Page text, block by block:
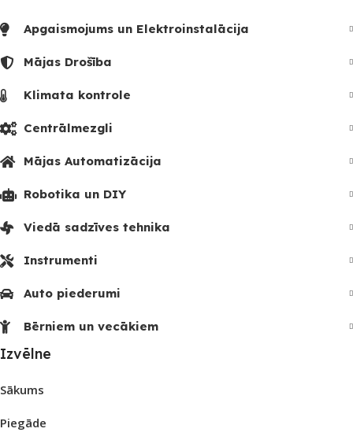
Apgaismojums un Elektroinstalācija
Mājas Drošība
Klimata kontrole
Centrālmezgli
Mājas Automatizācija
Robotika un DIY
Viedā sadzīves tehnika
Instrumenti
Auto piederumi
Bērniem un vecākiem
Izvēlne
Sākums
Piegāde